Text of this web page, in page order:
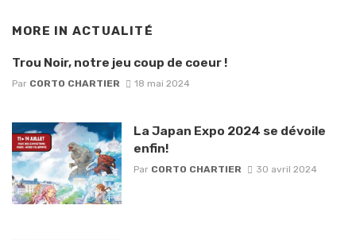
MORE IN ACTUALITÉ
Trou Noir, notre jeu coup de coeur !
Par CORTO CHARTIER 18 mai 2024
La Japan Expo 2024 se dévoile
enfin!
Par CORTO CHARTIER 30 avril 2024